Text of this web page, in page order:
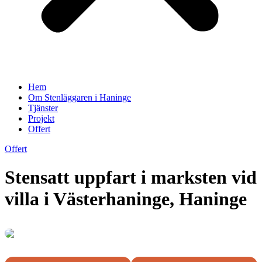
Hem
Om Stenläggaren i Haninge
Tjänster
Projekt
Offert
Offert
Stensatt uppfart i marksten vid
villa i Västerhaninge, Haninge